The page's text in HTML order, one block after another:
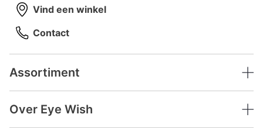
Assortiment
Over Eye Wish
Vind een winkel
Contact